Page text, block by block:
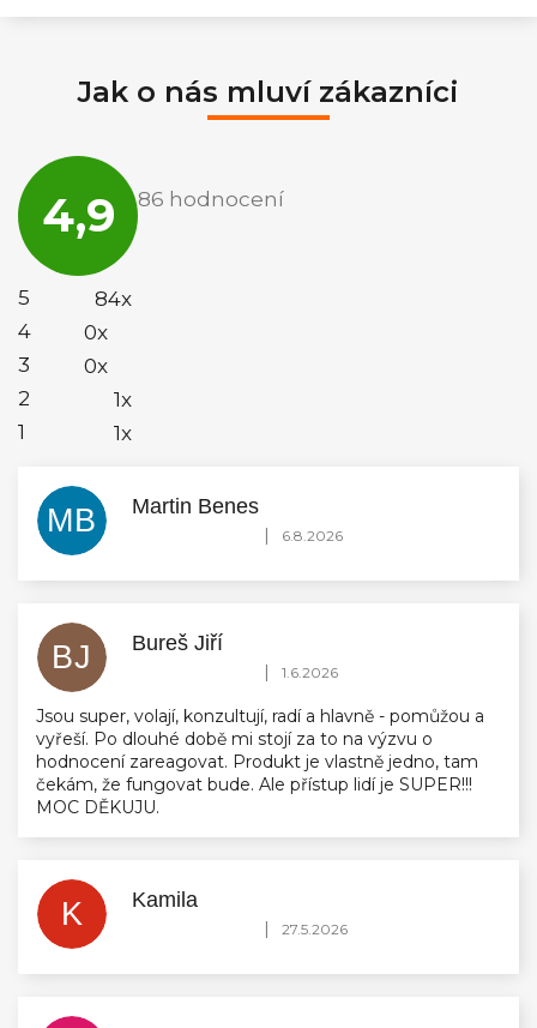
Jak o nás mluví zákazníci
4,9
obchodu
je
86 hodnocení
5
84x
4
0x
3
0x
2
1x
1
1x
MB Martin Benes
Hodnocení obchodu je 5 z 5 hvězdiček.
| 6.8.2026
BJ Bureš Jiří
Hodnocení obchodu je 5 z 5 hvězdiček.
| 1.6.2026
Jsou super, volají, konzultují, radí a hlavně - pomůžou a
vyřeší. Po dlouhé době mi stojí za to na výzvu o
hodnocení zareagovat. Produkt je vlastně jedno, tam
čekám, že fungovat bude. Ale přístup lidí je SUPER!!!
MOC DĚKUJU.
K Kamila
Hodnocení obchodu je 5 z 5 hvězdiček.
| 27.5.2026